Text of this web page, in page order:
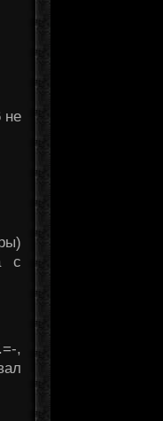
не
с
,